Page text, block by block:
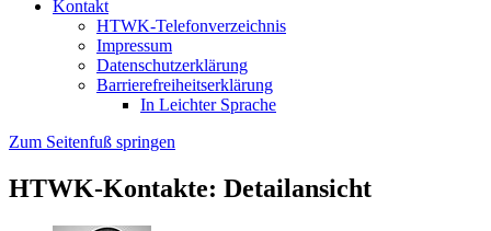
Kontakt
HTWK-Telefonverzeichnis
Impressum
Datenschutzerklärung
Barrierefreiheitserklärung
In Leichter Sprache
Zum Seitenfuß springen
HTWK-Kontakte: Detailansicht